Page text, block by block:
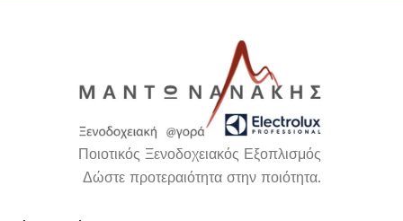
Ποιοτικός Ξενοδοχειακός Εξοπλισμός
Δώστε προτεραιότητα στην ποιότητα.